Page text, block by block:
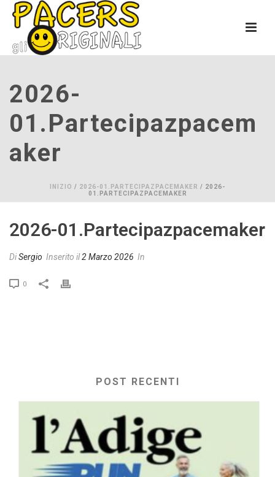
2026-
01.partecipazpacem
Aker
INIZIO / 2026-01.PARTECIPAZPACEMAKER / 2026-
01.PARTECIPAZPACEMAKER
2026-01.partecipazpacemaker
DiSergio Inserito il2 Marzo 2026 In
0
POST RECENTI